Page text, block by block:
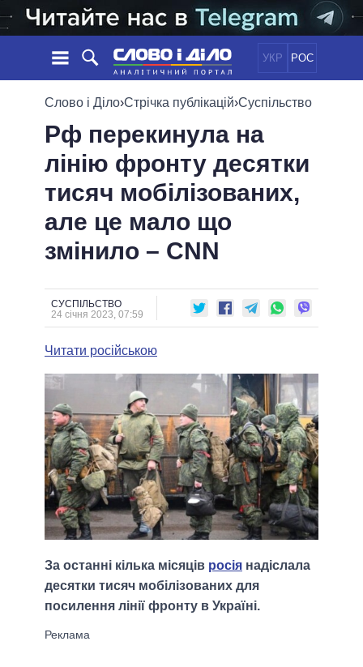
УКР РОС
НОВИНИ
СТРІЧКА
ПОДІЇ
СТАТТІ
ОГЛЯДИ
ДАЙДЖЕСТИ
ПОЛІТИКА
ЕКОНОМІКА
СУСПІЛЬСТВО
ОБIЦЯНКИ
ПОЛIТИКИ
ПРЕЗИДЕНТ І ОФІС
ВЕРХОВНА РАДА
ГОЛОВИ ОБЛАДМІНІСТРАЦІЙ
МЕРИ МІСТ
ВСІ ПЕРСОНИ
ВІДЕО
ПОРІВНЯННЯ ПОЛІТИКІВ
Слово і Діло›Стрічка публікацій›Суспільство
Рф перекинула на
лінію фронту десятки
тисяч мобілізованих,
але це мало що
змінило – CNN
СУСПІЛЬСТВО
24 січня 2023, 07:59
Читати російською
За останні кілька місяців росія надіслала
десятки тисяч мобілізованих для
посилення лінії фронту в Україні.